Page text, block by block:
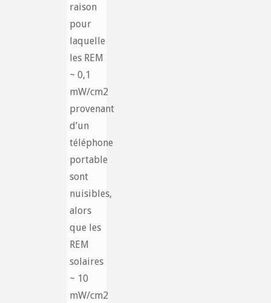
raison
pour
laquelle
les REM
~ 0,1
mW/cm2
provenant
d’un
téléphone
portable
sont
nuisibles,
alors
que les
REM
solaires
~ 10
mW/cm2